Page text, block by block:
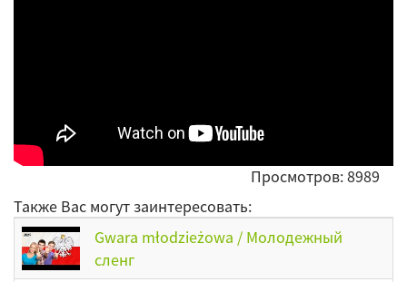
Просмотров: 8989
Также Вас могут заинтересовать:
Gwara młodzieżowa / Молодежный
сленг